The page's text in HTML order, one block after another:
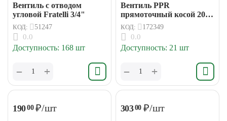
Вентиль с отводом
угловой Fratelli 3/4"
КОД: 51247
0.0
Доступность: 168 шт
+
−
Вентиль PPR
прямоточный косой 20
мм VALTEC
КОД: 172349
0.0
Доступность: 21 шт
+
−
19000 ₽/шт 30300 ₽/шт